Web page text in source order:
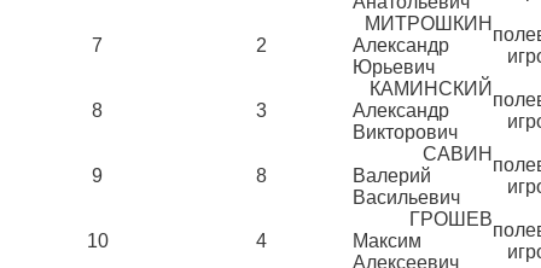
7 2
МИТРОШКИН
Александр
Юрьевич
8 3
КАМИНСКИЙ
Александр
Викторович
9 8
САВИН
Валерий
Васильевич
10 4
ГРОШЕВ
Максим
Алексеевич